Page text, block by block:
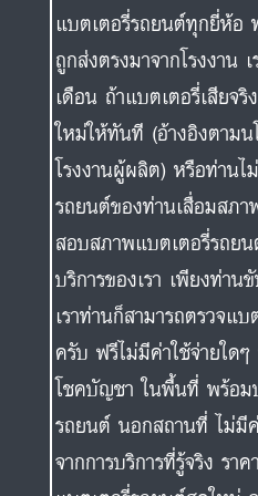
แบตเตอรี่รถยนต์ทุกยี่ห้อ
ถูกส่งตรงมาจากโรงงาน
เดือน ถ้าแบตเตอรี่เสียจ
ใหม่ให้ทันที (อ้างอิงตาม
โรงงานผู้ผลิต) หรือท่านไ
รถยนต์ของท่านเสื่อมสภา
สอบสภาพแบตเตอรี่รถย
บริการของเรา เพียงท่า
เราท่านก็สามารถตรวจแ
ครับ ฟรีไม่มีค่าใช้จ่ายใด
โชคบัญชา ในพื้นที่ พร้อม
รถยนต์ นอกสถานที่ ไม่มี
จากการบริการที่รู้จริง รา